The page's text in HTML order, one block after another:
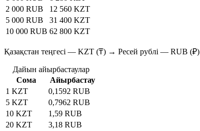
2 000 RUB
12 560 KZT
5 000 RUB
31 400 KZT
10 000 RUB 62 800 KZT
Қазақстан теңгесі — KZT (₸) → Ресей рублі — RUB (₽)
Дайын айырбастаулар
Сома
Айырбастау
1 KZT
0,1592 RUB
5 KZT
0,7962 RUB
10 KZT
1,59 RUB
20 KZT
3,18 RUB